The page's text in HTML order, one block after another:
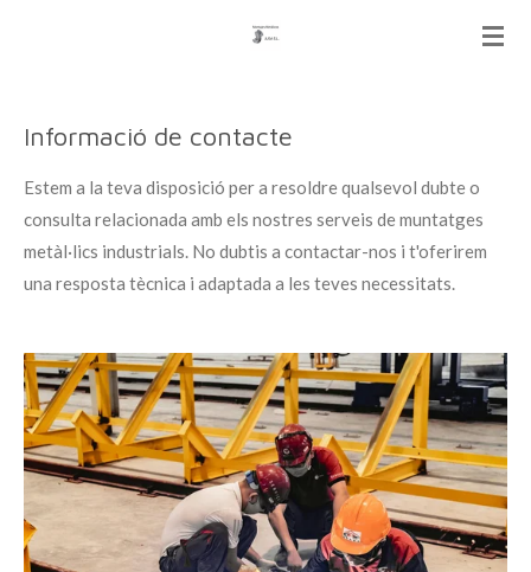
Informació de contacte
Estem a la teva disposició per a resoldre qualsevol dubte o
consulta relacionada amb els nostres serveis de muntatges
metàl·lics industrials. No dubtis a contactar-nos i t'oferirem
una resposta tècnica i adaptada a les teves necessitats.